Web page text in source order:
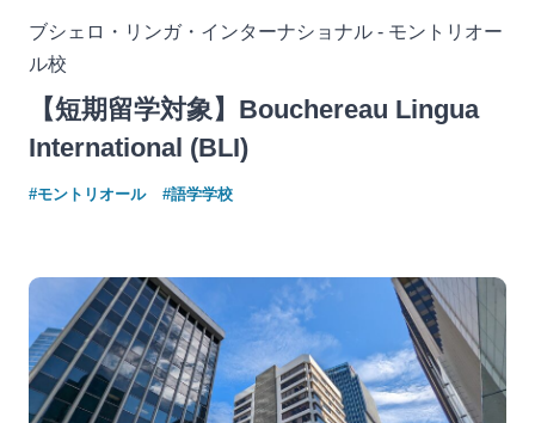
ブシェロ・リンガ・インターナショナル - モントリオー
ル校
【短期留学対象】Bouchereau Lingua
International (BLI)
#モントリオール #語学学校